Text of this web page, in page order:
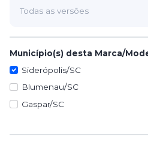
Município(s) desta Marca/
Siderópolis/SC
Blumenau/SC
Gaspar/SC